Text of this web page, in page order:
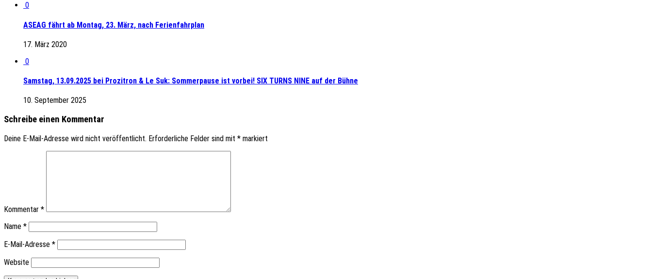
0
ASEAG fährt ab Montag, 23. März, nach Ferienfahrplan
17. März 2020
0
Samstag, 13.09.2025 bei Prozitron & Le Suk: Sommerpause ist vorbei! SIX TURNS NINE auf der Bühne
10. September 2025
Schreibe einen Kommentar
Deine E-Mail-Adresse wird nicht veröffentlicht. Erforderliche Felder sind mit * markiert
Kommentar *
Name *
E-Mail-Adresse *
Website